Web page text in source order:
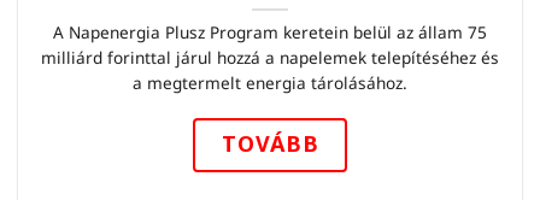
A Napenergia Plusz Program keretein belül az állam 75
milliárd forinttal járul hozzá a napelemek telepítéséhez és
a megtermelt energia tárolásához.
TOVÁBB